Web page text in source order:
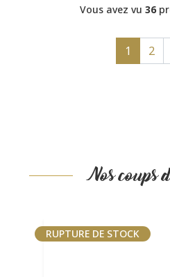
Vous avez vu 36
1 2
Nos coups
RUPTURE DE STOCK